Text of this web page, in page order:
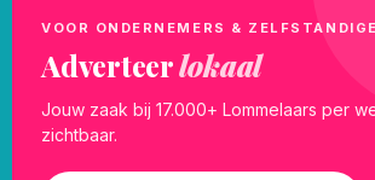
VOOR ONDERNEMERS &
Adverteerlokaal
Jouw zaak bij 17.000+ Lommelaars per
zichtbaar.